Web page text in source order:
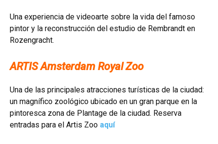
Una experiencia de videoarte sobre la vida del famoso
pintor y la reconstrucción del estudio de Rembrandt en
Rozengracht.
ARTIS Amsterdam Royal Zoo
Una de las principales atracciones turísticas de la ciudad:
un magnífico zoológico ubicado en un gran parque en la
pintoresca zona de Plantage de la ciudad. Reserva
entradas para el Artis Zoo aquí